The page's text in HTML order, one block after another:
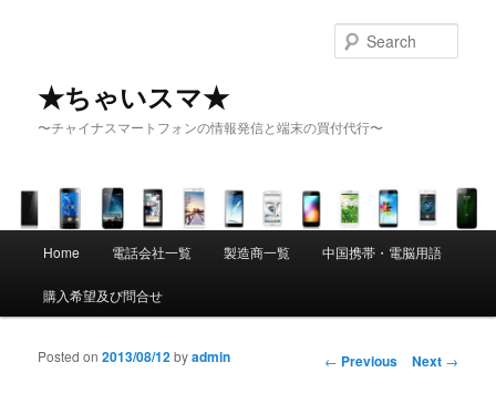
★ちゃいスマ★
〜チャイナスマートフォンの情報発信と端末の買付代行〜
Skip to primary content
Skip to secondary content
Home 電話会社一覧 製造商一覧 中国携帯・電脳用語
購入希望及び問合せ
Post navigation
← Previous Next →
Posted on2013/08/12byadmin